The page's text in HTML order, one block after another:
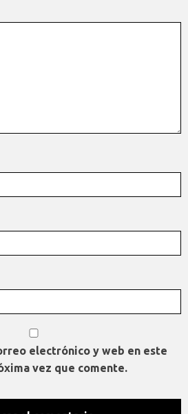
electrónico y web en este
vez que comente.